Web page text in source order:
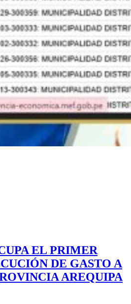
EL PRIMER
DE GASTO A
AREQUIPA